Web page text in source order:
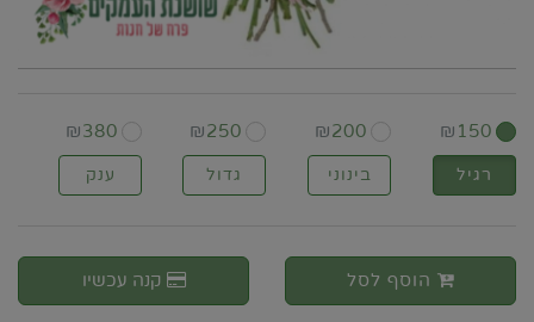
₪ 150
₪200
₪250
₪380
רגיל בינוני גדול ענק
הוסף לסל קנה עכשיו